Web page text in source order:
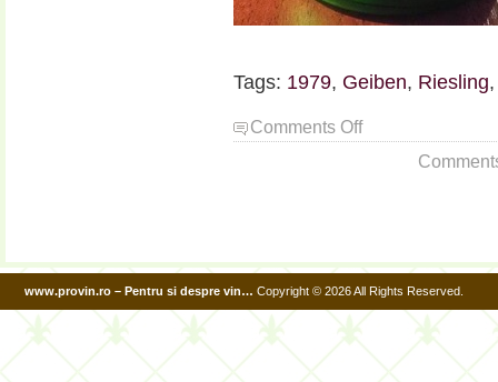
Tags: 1979, Geiben, Riesling
Comments Offon
La
Ritsch
Auslese
Riesling
www.provin.ro – Pentru si despre vin… Copyright © 2026 All Rights Reserved.